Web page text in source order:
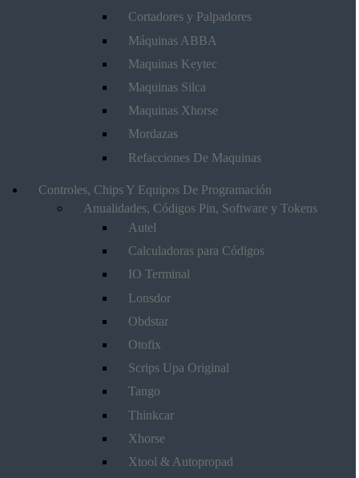
Cortadores y Palpadores
Máquinas ABBA
Maquinas Keytec
Maquinas Silca
Maquinas Xhorse
Mordazas
Refacciones De Maquinas
Controles, Chips Y Equipos De Programación
Anualidades, Códigos Pin, Software y Tokens
Autel
Calculadoras para Códigos
IO Terminal
Lonsdor
Obdstar
Otofix
Scrips Upa Original
Tango
Thinkcar
Xhorse
Xtool & Autopropad